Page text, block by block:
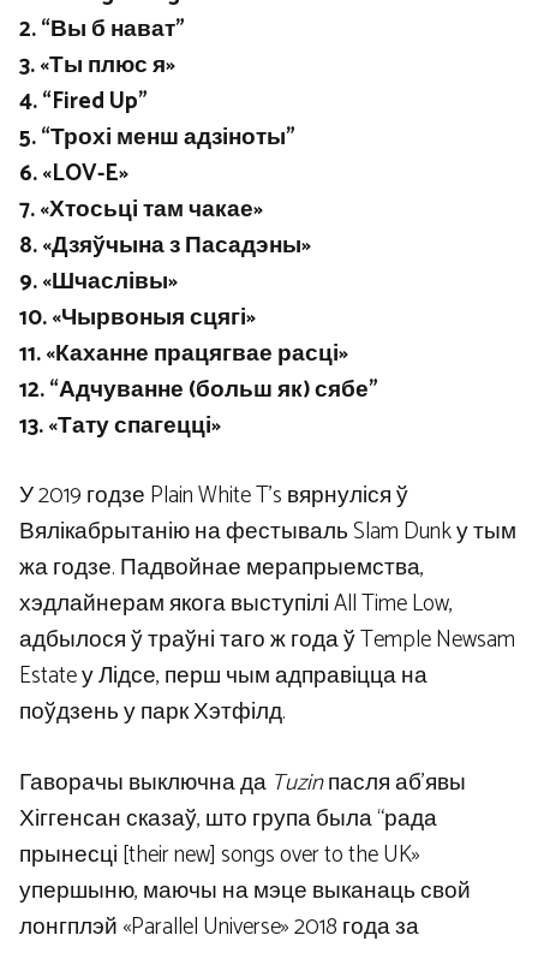
2. “Вы б нават”
3. «Ты плюс я»
4. “Fired Up”
5. “Трохі менш адзіноты”
6. «LOV-E»
7. «Хтосьці там чакае»
8. «Дзяўчына з Пасадэны»
9. «Шчаслівы»
10. «Чырвоныя сцягі»
11. «Каханне працягвае расці»
12. “Адчуванне (больш як) сябе”
13. «Тату спагецці»
У 2019 годзе Plain White T’s вярнуліся ў
Вялікабрытанію на фестываль Slam Dunk у тым
жа годзе. Падвойнае мерапрыемства,
хэдлайнерам якога выступілі All Time Low,
адбылося ў траўні таго ж года ў Temple Newsam
Estate у Лідсе, перш чым адправіцца на
поўдзень у парк Хэтфілд.
Гаворачы выключна да Tuzinпасля аб’явы
Хіггенсан сказаў, што група была “рада
прынесці [their new] songs over to the UK»
упершыню, маючы на ​​мэце выканаць свой
лонгплэй «Parallel Universe» 2018 года за